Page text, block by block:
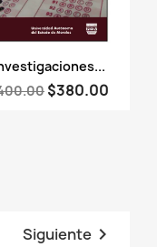
Vista rápida
$380.00
Siguiente